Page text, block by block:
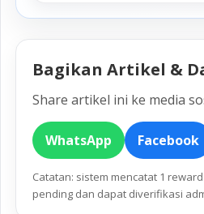
Bagikan Artikel &
Share artikel ini ke media
WhatsApp Facebook
Catatan: sistem mencatat 1
pending dan dapat diverifikasi